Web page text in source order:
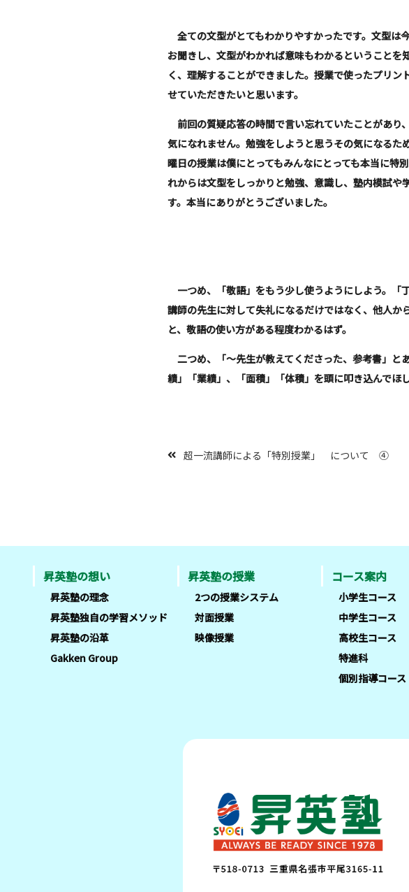
全ての文型がとてもわかりやすかったです。文型は
お聞きし、文型がわかれば意味もわかるということ
く、理解することができました。授業で使ったプリ
せていただきたいと思います。
前回の質疑応答の時間で言い忘れていたことがあり
気になれません。勉強をしようと思うその気になるた
曜日の授業は僕にとってもみんなにとっても本当に特
れからは文型をしっかりと勉強、意識し、塾内模試
す。本当にありがとうございました。
一つめ、「敬語」をもう少し使うようにしよう。「
講師の先生に対して失礼になるだけではなく、他人
と、敬語の使い方がある程度わかるはず。
二つめ、「～先生が教えてくださった、参考書」と
績」「業績」、「面積」「体積」を頭に叩き込んでほし
超一流講師による「特別授業」 について ④
昇英塾の想い
昇英塾の理念
昇英塾独自の学習メソッド
昇英塾の沿革
Gakken Group
昇英塾の授業
2つの授業システム
対面授業
映像授業
コース案内
小学生コース
中学生コース
高校生コース
特進科
個別指導コース